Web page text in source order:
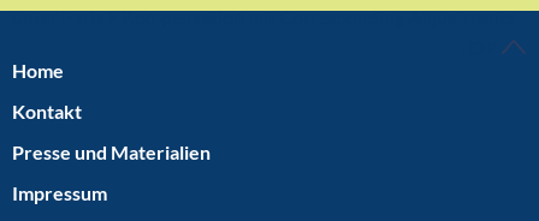
unter Paris> Kompensation mit Corresponding Adjustments
Home
Kontakt
Presse und Materialien
Impressum